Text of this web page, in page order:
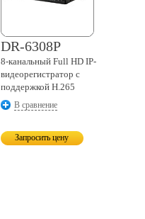
DR-6308P
8-канальный Full HD IP-
видеорегистратор с
поддержкой H.265
В сравнение
Запросить цену